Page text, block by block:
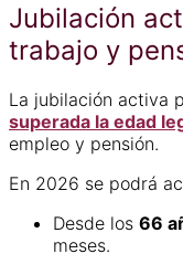
Jubilación
trabajo y
La jubilación activa
superada la edad
empleo y pensión.
En 2026 se podrá
Desde los 66
meses.